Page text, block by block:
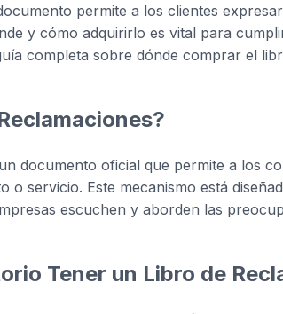
permite a los clientes
y cómo adquirirlo es vital para
completa sobre dónde comprar el
documento oficial que permite a los
o servicio. Este mecanismo está
escuchen y aborden las
Tener un Libro de